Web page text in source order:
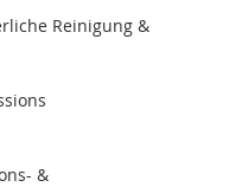
Reinigung &
&